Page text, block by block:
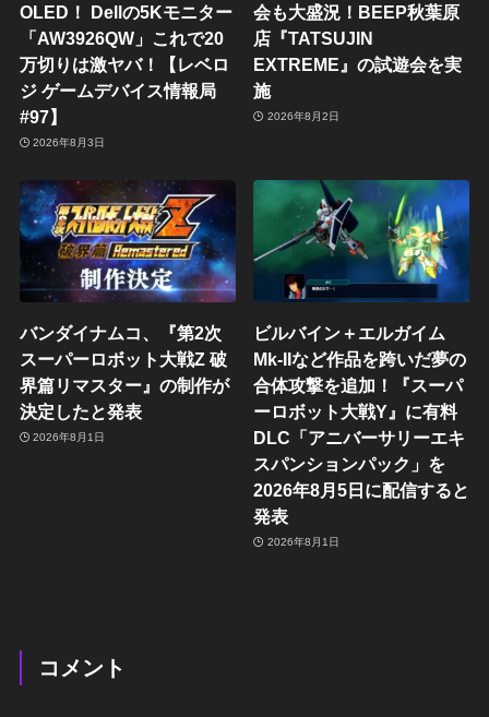
OLED！ Dellの5Kモニター
「AW3926QW」これで20
万切りは激ヤバ！【レベロ
ジ ゲームデバイス情報局
#97】
2026年8月3日
会も大盛況！BEEP秋葉原
店『TATSUJIN
EXTREME』の試遊会を実
施
2026年8月2日
バンダイナムコ、『第2次
スーパーロボット大戦Z 破
界篇リマスター』の制作が
決定したと発表
2026年8月1日
ビルバイン＋エルガイム
Mk-IIなど作品を跨いだ夢の
合体攻撃を追加！『スーパ
ーロボット大戦Y』に有料
DLC「アニバーサリーエキ
スパンションパック」を
2026年8月5日に配信すると
発表
2026年8月1日
コメント